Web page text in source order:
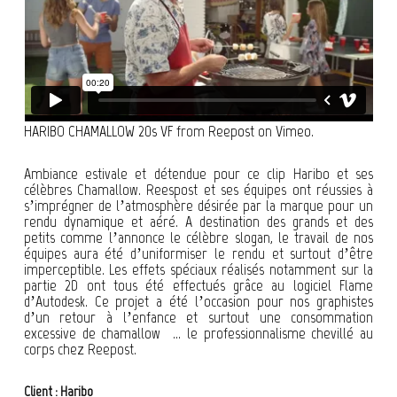
HARIBO CHAMALLOW 20s VFfrom Reeposton Vimeo.
Ambiance estivale et détendue pour ce clip Haribo et ses
célèbres Chamallow. Reespost et ses équipes ont réussies à
s’imprégner de l’atmosphère désirée par la marque pour un
rendu dynamique et aéré. A destination des grands et des
petits comme l’annonce le célèbre slogan, le travail de nos
équipes aura été d’uniformiser le rendu et surtout d’être
imperceptible. Les effets spéciaux réalisés notamment sur la
partie 2D ont tous été effectués grâce au logiciel Flame
d’Autodesk. Ce projet a été l’occasion pour nos graphistes
d’un retour à l’enfance et surtout une consommation
excessive de chamallow … le professionnalisme chevillé au
corps chez Reepost.
Client : Haribo